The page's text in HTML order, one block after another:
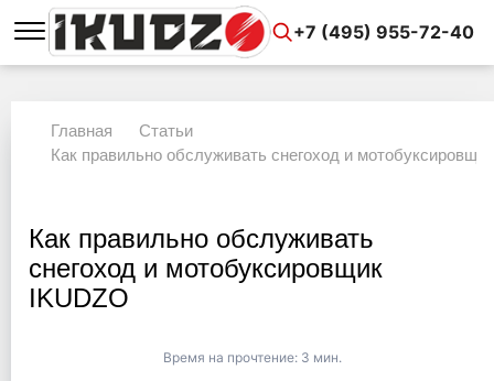
+7 (495) 955-72-40
Главная
Статьи
Как правильно обслуживать снегоход и
Как правильно обслуживать
снегоход и мотобуксировщик
IKUDZO
Время на прочтение: 3 мин.